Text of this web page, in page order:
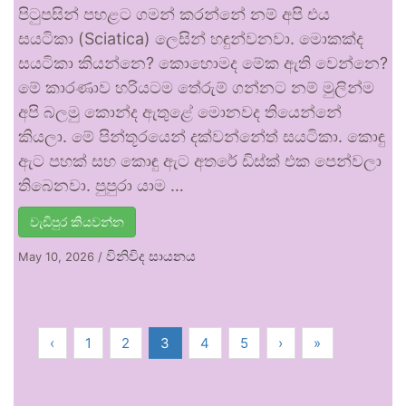
පිටුපසින් පහළට ගමන් කරන්නේ නම් අපි එය
සයටිකා (Sciatica) ලෙසින් හඳුන්වනවා. මොකක්ද
සයටිකා කියන්නෙ? කොහොමද මේක ඇති වෙන්නෙ?
මේ කාරණාව හරියටම තේරුම් ගන්නට නම් මුලින්ම
අපි බලමු කොන්ද ඇතුළේ මොනවද තියෙන්නේ
කියලා. මේ පින්තූරයෙන් දක්වන්නේත් සයටිකා. කොඳු
ඇට පහක් සහ කොඳු ඇට අතරේ ඩිස්ක් එක පෙන්වලා
තිබෙනවා. පුපුරා යාම …
වැඩිපුර කියවන්න
May 10, 2026 / විනිවිද සායනය
‹ 1 2 3 4 5 › »